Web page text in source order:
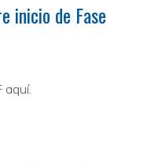
inicio de Fase
aquí.